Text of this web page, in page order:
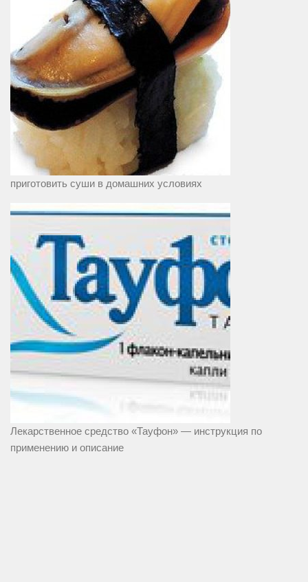
приготовить суши в домашних условиях
Лекарственное средство «Тауфон» — инструкция по
применению и описание